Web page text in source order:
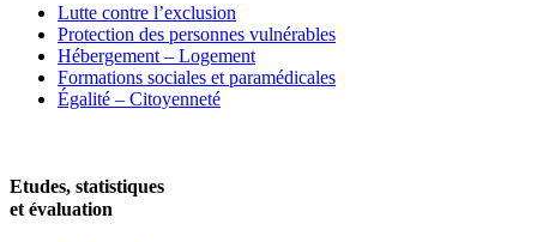
Lutte contre l’exclusion
Protection des personnes vulnérables
Hébergement – Logement
Formations sociales et paramédicales
Égalité – Citoyenneté
Etudes, statistiques
et évaluation